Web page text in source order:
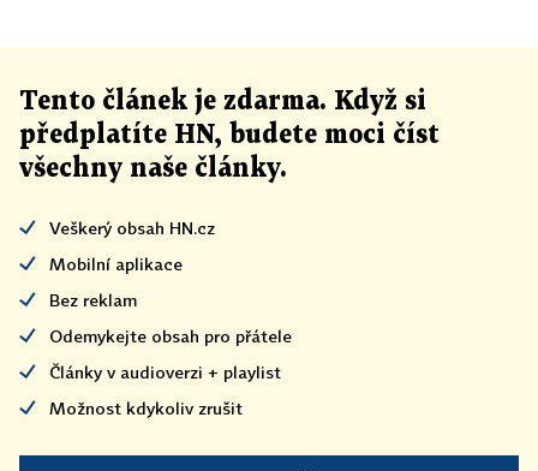
Tento článek je zdarma. Když si
předplatíte HN, budete moci číst
všechny naše články.
Veškerý obsah HN.cz
Mobilní aplikace
Bez reklam
Odemykejte obsah pro přátele
Články v audioverzi + playlist
Možnost kdykoliv zrušit